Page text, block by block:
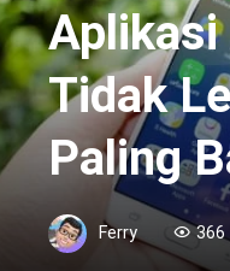
Aplikasi
Tidak
Paling
Ferry 366